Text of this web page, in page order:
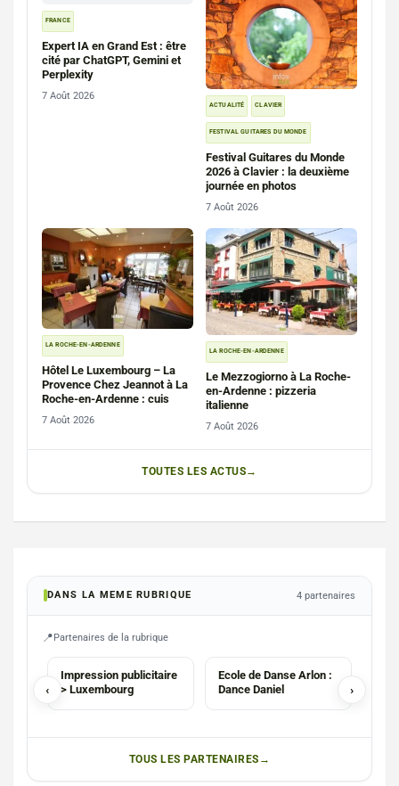
FRANCE
Expert IA en Grand Est : être
cité par ChatGPT, Gemini et
Perplexity
7 Août 2026
ACTUALITÉ CLAVIER
FESTIVAL GUITARES DU MONDE
Festival Guitares du Monde
2026 à Clavier : la deuxième
journée en photos
7 Août 2026
LA ROCHE-EN-ARDENNE
Hôtel Le Luxembourg – La
Provence Chez Jeannot à La
Roche-en-Ardenne : cuis
7 Août 2026
LA ROCHE-EN-ARDENNE
Le Mezzogiorno à La Roche-
en-Ardenne : pizzeria
italienne
7 Août 2026
TOUTES LES ACTUS
DANS LA MEME RUBRIQUE 4 partenaires
Partenaires de la rubrique
‹ ›
AGENCE
Impression publicitaire
> Luxembourg
Ecole de Danse Arlon :
Dance Daniel
TOUS LES PARTENAIRES